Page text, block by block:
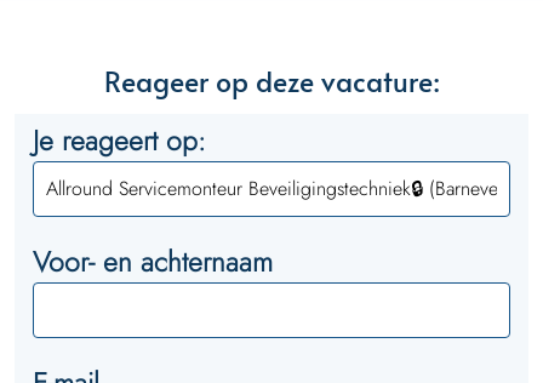
Reageer op deze vacature:
Je reageert op:
Voor- en achternaam